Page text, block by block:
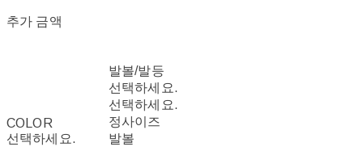
추가 금액
COLOR
선택하세요.
발볼/발등
선택하세요.
선택하세요.
정사이즈
발볼